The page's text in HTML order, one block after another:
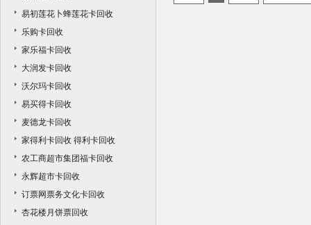
易初莲花卜蜂莲花卡回收
乐购卡回收
家乐福卡回收
大润发卡回收
沃尔玛卡回收
易买得卡回收
麦德龙卡回收
家得利卡回收 得利卡回收
农工商超市集团福卡回收
永辉超市卡回收
订票网票务文化卡回收
杏花楼月饼票回收